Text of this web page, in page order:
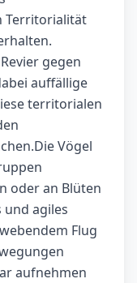
Territorialität
gegen
auffällige
territorialen
Vögel
oder an Blüten
und agiles
Flug
aufnehmen